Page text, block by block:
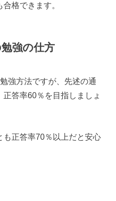
格できます。
強の仕方
強方法ですが、先述の通
答率60％を目指しましょ
正答率70％以上だと安心